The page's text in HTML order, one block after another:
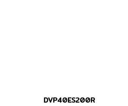
DVP40ES200R